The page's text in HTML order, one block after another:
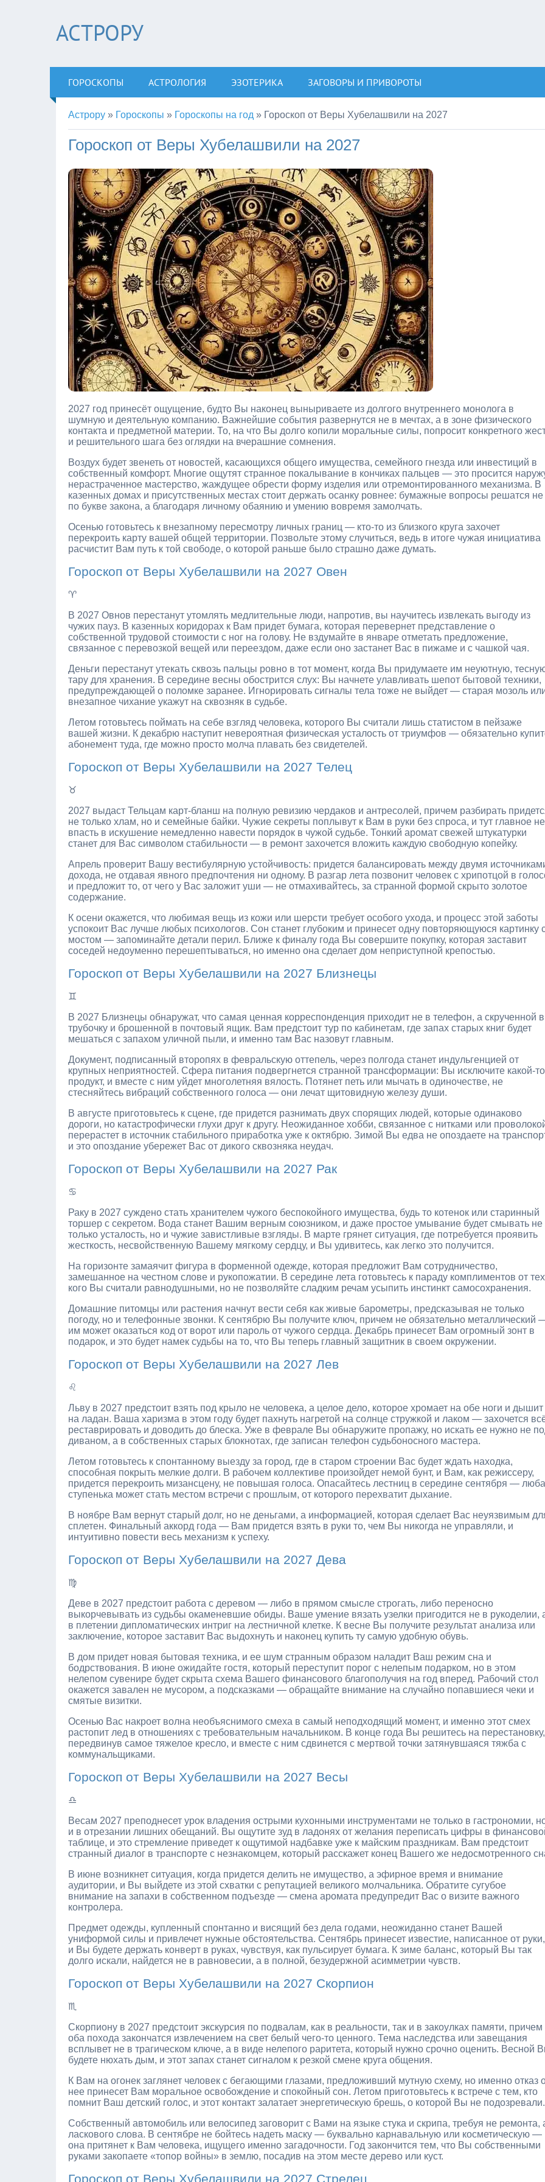
АСТРОРУ
ГОРОСКОПЫ АСТРОЛОГИЯ ЭЗОТЕРИКА ЗАГОВОРЫ И ПРИВОРОТЫ
Астрору » Гороскопы » Гороскопы на год » Гороскоп от Веры Хубелашвили на 2027
Гороскоп от Веры Хубелашвили на 2027
2027 год принесёт ощущение, будто Вы наконец выныриваете из долгого внутреннего монолога в
шумную и деятельную компанию. Важнейшие события развернутся не в мечтах, а в зоне физического
контакта и предметной материи. То, на что Вы долго копили моральные силы, попросит конкретного
и решительного шага без оглядки на вчерашние сомнения.
Воздух будет звенеть от новостей, касающихся общего имущества, семейного гнезда или инвестиций в
собственный комфорт. Многие ощутят странное покалывание в кончиках пальцев — это просится
нерастраченное мастерство, жаждущее обрести форму изделия или отремонтированного механизма. В
казенных домах и присутственных местах стоит держать осанку ровнее: бумажные вопросы решатся не
по букве закона, а благодаря личному обаянию и умению вовремя замолчать.
Осенью готовьтесь к внезапному пересмотру личных границ — кто-то из близкого круга захочет
перекроить карту вашей общей территории. Позвольте этому случиться, ведь в итоге чужая инициатива
расчистит Вам путь к той свободе, о которой раньше было страшно даже думать.
Гороскоп от Веры Хубелашвили на 2027 Овен
♈
В 2027 Овнов перестанут утомлять медлительные люди, напротив, вы научитесь извлекать выгоду из
чужих пауз. В казенных коридорах к Вам придет бумага, которая перевернет представление о
собственной трудовой стоимости с ног на голову. Не вздумайте в январе отметать предложение,
связанное с перевозкой вещей или переездом, даже если оно застанет Вас в пижаме и с чашкой чая.
Деньги перестанут утекать сквозь пальцы ровно в тот момент, когда Вы придумаете им неуютную,
тару для хранения. В середине весны обострится слух: Вы начнете улавливать шепот бытовой техники,
предупреждающей о поломке заранее. Игнорировать сигналы тела тоже не выйдет — старая мозоль
внезапное чихание укажут на сквозняк в судьбе.
Летом готовьтесь поймать на себе взгляд человека, которого Вы считали лишь статистом в пейзаже
вашей жизни. К декабрю наступит невероятная физическая усталость от триумфов — обязательно
абонемент туда, где можно просто молча плавать без свидетелей.
Гороскоп от Веры Хубелашвили на 2027 Телец
♉
2027 выдаст Тельцам карт-бланш на полную ревизию чердаков и антресолей, причем разбирать
не только хлам, но и семейные байки. Чужие секреты поплывут к Вам в руки без спроса, и тут главное не
впасть в искушение немедленно навести порядок в чужой судьбе. Тонкий аромат свежей штукатурки
станет для Вас символом стабильности — в ремонт захочется вложить каждую свободную копейку.
Апрель проверит Вашу вестибулярную устойчивость: придется балансировать между двумя
дохода, не отдавая явного предпочтения ни одному. В разгар лета позвонит человек с хрипотцой в
и предложит то, от чего у Вас заложит уши — не отмахивайтесь, за странной формой скрыто золотое
содержание.
К осени окажется, что любимая вещь из кожи или шерсти требует особого ухода, и процесс этой заботы
успокоит Вас лучше любых психологов. Сон станет глубоким и принесет одну повторяющуюся картинку
мостом — запоминайте детали перил. Ближе к финалу года Вы совершите покупку, которая заставит
соседей недоуменно перешептываться, но именно она сделает дом неприступной крепостью.
Гороскоп от Веры Хубелашвили на 2027 Близнецы
♊
В 2027 Близнецы обнаружат, что самая ценная корреспонденция приходит не в телефон, а скрученной в
трубочку и брошенной в почтовый ящик. Вам предстоит тур по кабинетам, где запах старых книг будет
мешаться с запахом уличной пыли, и именно там Вас назовут главным.
Документ, подписанный второпях в февральскую оттепель, через полгода станет индульгенцией от
крупных неприятностей. Сфера питания подвергнется странной трансформации: Вы исключите какой-то
продукт, и вместе с ним уйдет многолетняя вялость. Потянет петь или мычать в одиночестве, не
стесняйтесь вибраций собственного голоса — они лечат щитовидную железу души.
В августе приготовьтесь к сцене, где придется разнимать двух спорящих людей, которые одинаково
дороги, но катастрофически глухи друг к другу. Неожиданное хобби, связанное с нитками или
перерастет в источник стабильного приработка уже к октябрю. Зимой Вы едва не опоздаете на
и это опоздание убережет Вас от дикого сквозняка неудач.
Гороскоп от Веры Хубелашвили на 2027 Рак
♋
Раку в 2027 суждено стать хранителем чужого беспокойного имущества, будь то котенок или старинный
торшер с секретом. Вода станет Вашим верным союзником, и даже простое умывание будет смывать не
только усталость, но и чужие завистливые взгляды. В марте грянет ситуация, где потребуется проявить
жесткость, несвойственную Вашему мягкому сердцу, и Вы удивитесь, как легко это получится.
На горизонте замаячит фигура в форменной одежде, которая предложит Вам сотрудничество,
замешанное на честном слове и рукопожатии. В середине лета готовьтесь к параду комплиментов от
кого Вы считали равнодушными, но не позволяйте сладким речам усыпить инстинкт самосохранения.
Домашние питомцы или растения начнут вести себя как живые барометры, предсказывая не только
погоду, но и телефонные звонки. К сентябрю Вы получите ключ, причем не обязательно металлический
им может оказаться код от ворот или пароль от чужого сердца. Декабрь принесет Вам огромный зонт в
подарок, и это будет намек судьбы на то, что Вы теперь главный защитник в своем окружении.
Гороскоп от Веры Хубелашвили на 2027 Лев
♌
Льву в 2027 предстоит взять под крыло не человека, а целое дело, которое хромает на обе ноги и дышит
на ладан. Ваша харизма в этом году будет пахнуть нагретой на солнце стружкой и лаком — захочется
реставрировать и доводить до блеска. Уже в феврале Вы обнаружите пропажу, но искать ее нужно не
диваном, а в собственных старых блокнотах, где записан телефон судьбоносного мастера.
Летом готовьтесь к спонтанному выезду за город, где в старом строении Вас будет ждать находка,
способная покрыть мелкие долги. В рабочем коллективе произойдет немой бунт, и Вам, как режиссеру,
придется перекроить мизансцену, не повышая голоса. Опасайтесь лестниц в середине сентября —
ступенька может стать местом встречи с прошлым, от которого перехватит дыхание.
В ноябре Вам вернут старый долг, но не деньгами, а информацией, которая сделает Вас неуязвимым
сплетен. Финальный аккорд года — Вам придется взять в руки то, чем Вы никогда не управляли, и
интуитивно повести весь механизм к успеху.
Гороскоп от Веры Хубелашвили на 2027 Дева
♍
Деве в 2027 предстоит работа с деревом — либо в прямом смысле строгать, либо переносно
выкорчевывать из судьбы окаменевшие обиды. Ваше умение вязать узелки пригодится не в рукоделии,
в плетении дипломатических интриг на лестничной клетке. К весне Вы получите результат анализа или
заключение, которое заставит Вас выдохнуть и наконец купить ту самую удобную обувь.
В дом придет новая бытовая техника, и ее шум странным образом наладит Ваш режим сна и
бодрствования. В июне ожидайте гостя, который переступит порог с нелепым подарком, но в этом
нелепом сувенире будет скрыта схема Вашего финансового благополучия на год вперед. Рабочий стол
окажется завален не мусором, а подсказками — обращайте внимание на случайно попавшиеся чеки и
смятые визитки.
Осенью Вас накроет волна необъяснимого смеха в самый неподходящий момент, и именно этот смех
растопит лед в отношениях с требовательным начальником. В конце года Вы решитесь на перестановку,
передвинув самое тяжелое кресло, и вместе с ним сдвинется с мертвой точки затянувшаяся тяжба с
коммунальщиками.
Гороскоп от Веры Хубелашвили на 2027 Весы
♎
Весам 2027 преподнесет урок владения острыми кухонными инструментами не только в гастрономии,
и в отрезании лишних обещаний. Вы ощутите зуд в ладонях от желания переписать цифры в
таблице, и это стремление приведет к ощутимой надбавке уже к майским праздникам. Вам предстоит
странный диалог в транспорте с незнакомцем, который расскажет конец Вашего же недосмотренного
В июне возникнет ситуация, когда придется делить не имущество, а эфирное время и внимание
аудитории, и Вы выйдете из этой схватки с репутацией великого молчальника. Обратите сугубое
внимание на запахи в собственном подъезде — смена аромата предупредит Вас о визите важного
контролера.
Предмет одежды, купленный спонтанно и висящий без дела годами, неожиданно станет Вашей
униформой силы и привлечет нужные обстоятельства. Сентябрь принесет известие, написанное от руки,
и Вы будете держать конверт в руках, чувствуя, как пульсирует бумага. К зиме баланс, который Вы так
долго искали, найдется не в равновесии, а в полной, безудержной асимметрии чувств.
Гороскоп от Веры Хубелашвили на 2027 Скорпион
♏
Скорпиону в 2027 предстоит экскурсия по подвалам, как в реальности, так и в закоулках памяти, причем
оба похода закончатся извлечением на свет белый чего-то ценного. Тема наследства или завещания
всплывет не в трагическом ключе, а в виде нелепого раритета, который нужно срочно оценить. Весной
будете нюхать дым, и этот запах станет сигналом к резкой смене круга общения.
К Вам на огонек заглянет человек с бегающими глазами, предложивший мутную схему, но именно отказ
нее принесет Вам моральное освобождение и спокойный сон. Летом приготовьтесь к встрече с тем, кто
помнит Ваш детский голос, и этот контакт залатает энергетическую брешь, о которой Вы не подозревали.
Собственный автомобиль или велосипед заговорит с Вами на языке стука и скрипа, требуя не ремонта,
ласкового слова. В сентябре не бойтесь надеть маску — буквально карнавальную или косметическую —
она притянет к Вам человека, ищущего именно загадочности. Год закончится тем, что Вы собственными
руками закопаете «топор войны» в землю, посадив на этом месте дерево или куст.
Гороскоп от Веры Хубелашвили на 2027 Стрелец